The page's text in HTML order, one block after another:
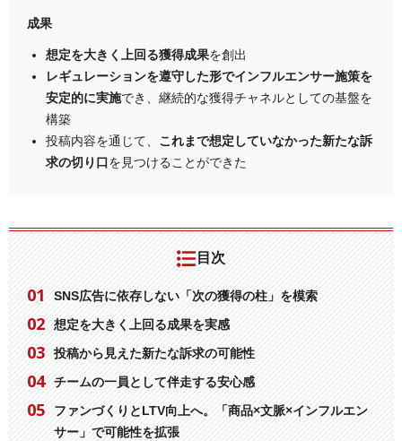
成果
想定を大きく上回る獲得成果を創出
レギュレーションを遵守した形でインフルエンサー施策を
安定的に実施でき、継続的な獲得チャネルとしての基盤を
構築
投稿内容を通じて、 これまで想定していなかった新たな訴
求の切り口を見つけることができた
目次
SNS広告に依存しない「次の獲得の柱」を模索
想定を大きく上回る成果を実感
投稿から見えた新たな訴求の可能性
チームの一員として伴走する安心感
ファンづくりとLTV向上へ。「商品×文脈×インフルエン
サー」で可能性を拡張